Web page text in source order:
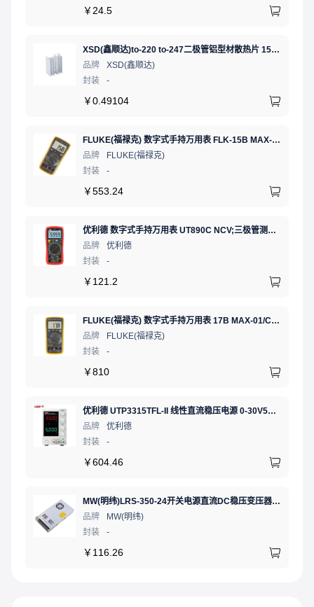
￥ 24.5
XSD(鑫顺达)to-220 to-247二极管铝型材散热片 15.5*10.5*21 本色带针大功率电子散热器（可定制）
品牌
XSD(鑫顺达)
封装
-
￥0.49104
FLUKE(福禄克) 数字式手持万用表 FLK-15B MAX-01/CN 二极管测试;通断测试
品牌
FLUKE(福禄克)
封装
-
￥553.24
优利德 数字式手持万用表 UT890C NCV;三极管测试;二极管测试;火线辨别;真有效值;通断测试
品牌
优利德
封装
-
￥ 121.2
FLUKE(福禄克) 数字式手持万用表 17B MAX-01/CN 二极管测试;相对值;通断测试
品牌
FLUKE(福禄克)
封装
-
￥810
优利德 UTP3315TFL-II 线性直流稳压电源 0-30V5A 低噪声高精度实验电源
品牌
优利德
封装
-
￥604.46
MW(明纬)LRS-350-24开关电源直流DC稳压变压器监控24V 14.6A
品牌
MW(明纬)
封装
-
￥ 116.26